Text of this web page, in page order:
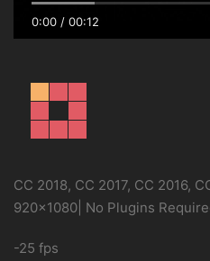
0:00 / 00:12
CC 2018, CC 2017, CC 2016,
920×1080| No Plugins
-25 fps